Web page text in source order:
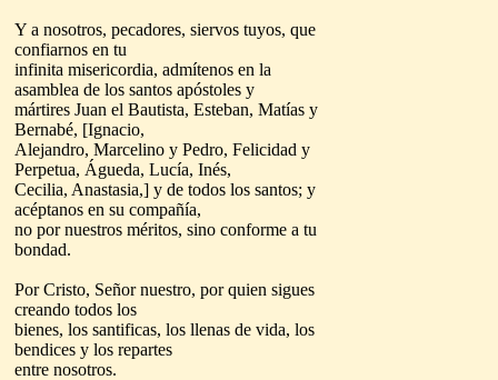
Y a nosotros, pecadores, siervos tuyos, que
confiarnos en tu
infinita misericordia, admítenos en la
asamblea de los santos apóstoles y
mártires Juan el Bautista, Esteban, Matías y
Bernabé, [Ignacio,
Alejandro, Marcelino y Pedro, Felicidad y
Perpetua, Águeda, Lucía, Inés,
Cecilia, Anastasia,] y de todos los santos; y
acéptanos en su compañía,
no por nuestros méritos, sino conforme a tu
bondad.
Por Cristo, Señor nuestro, por quien sigues
creando todos los
bienes, los santificas, los llenas de vida, los
bendices y los repartes
entre nosotros.